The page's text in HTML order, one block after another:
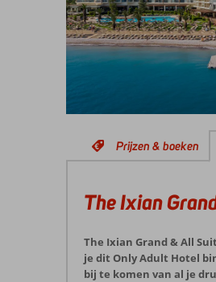
Prijzen & boeken
The Ixian
The Ixian Grand & All
je dit Only Adult Hotel
bij te komen van al je